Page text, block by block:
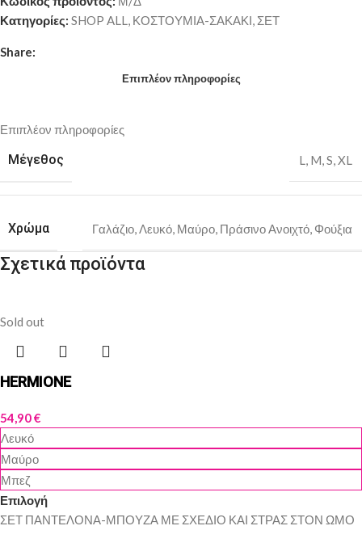
Κατηγορίες: SHOP ALL, ΚΟΣΤΟΥΜΙΑ-ΣΑΚΑΚΙ, ΣΕΤ
Share:
Επιπλέον πληροφορίες
Επιπλέον πληροφορίες
Μέγεθος L, M,S,XL
Χρώμα Γαλάζιο,Λευκό, Μαύρο, Πράσινο Ανοιχτό, Φούξια
Σχετικά προϊόντα
Sold out
HERMIONE
54,90€
Λευκό
Μαύρο
Μπεζ
Επιλογή
ΣΕΤ ΠΑΝΤΕΛΟΝΑ-ΜΠΟΥΖΑ ΜΕ ΣΧΕΔΙΟ ΚΑΙ ΣΤΡΑΣ ΣΤΟΝ ΩΜΟ